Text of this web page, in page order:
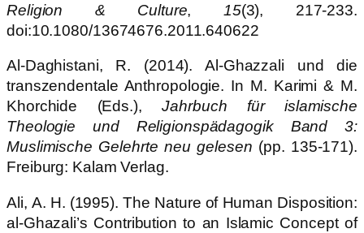
Religion & Culture, 15(3), 217-233.
doi:10.1080/13674676.2011.640622
Al-Daghistani, R. (2014). Al-Ghazzali und die
transzendentale Anthropologie. In M. Karimi & M.
Khorchide (Eds.),Jahrbuch für islamische
Theologie und Religionspädagogik Band 3:
Muslimische Gelehrte neu gelesen (pp. 135-171).
Freiburg: Kalam Verlag.
Ali, A. H. (1995). The Nature of Human Disposition:
al-Ghazali’s Contribution to an Islamic Concept of